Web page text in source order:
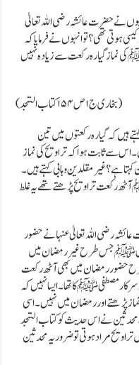
نے حضرت عائشہ رضی اللہ تعالیٰ
ہوتی تھی؟تو انہوں نے فرمایا کہ
نماز گیارہ رکعت سے زیادہ نہیں
(بخاری ج۱ص۱۵۴ کتا ب التہجد)
کہ گیارہ رکعتوں میں تین
سے ثابت ہو اکہ تراویح کی نماز
ہے ؟غیر مقلدین وہابی کہتے ہیں۔
رکعت تراویح پڑھتے تھے یہ غلط
رضی اللہ تعالیٰ عنہا نے حضور
ﷺ جس طرح غیر رمضان میں
حضور رمضان میں بھی آٹھ رکعت
مصطفی ﷺ کا تھا ۔ایسا نہیں کہ
پڑھتے اور رمضان میں نہیں۔اسی
محدثین نے اس حدیث کو کتاب التہجد
مراد ہوتی تو ضرور یہ محدثین